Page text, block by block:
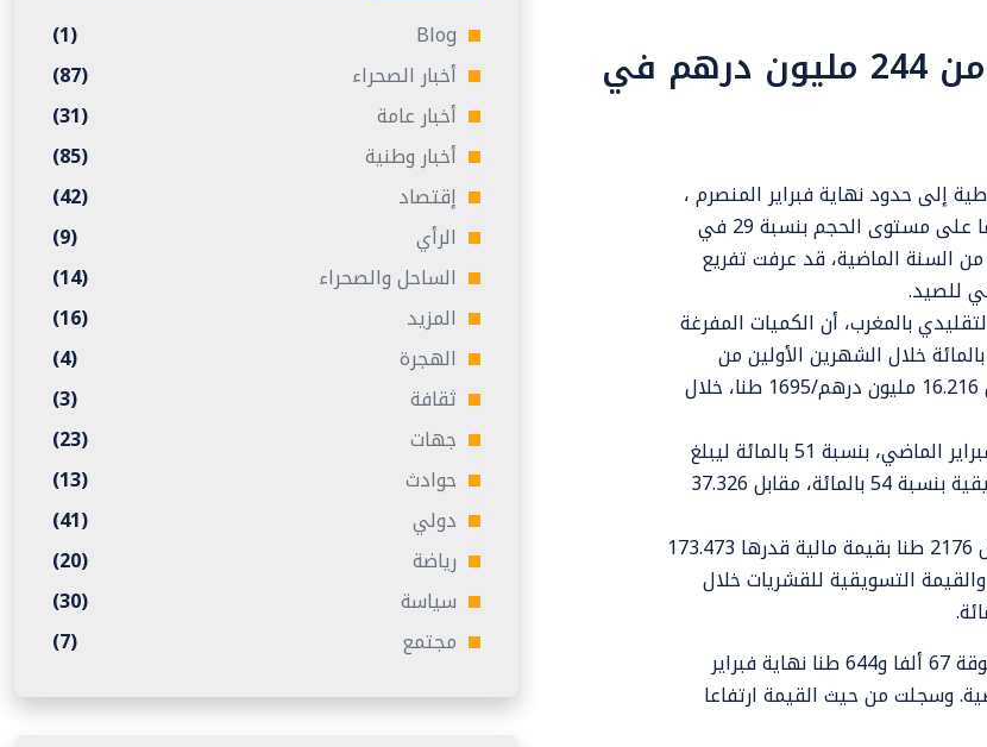
طانطان .. قيمة مفرغات الصيد تقترب من 244 مليون درهم في
إلى حدود نهاية فبراير المنصرم ،
نحو 6822 طنا بقيمة تجاوزت 243.879 مليون درهم، وهو ما يعكس إرتفاعا على مستوى الحجم بنسبة 29 في
من السنة الماضية، قد عرفت تفريع
بالمغرب، أن الكميات المفرغة
من الأسماك السطحية على مستوى هذا الميناء، عرفت ارتفاعا بنسبة 7 بالمائة خلال الشهرين الأولين من
السنة الجارية، لتبلغ 1819 طنا، بقيمة قدرها 12.148 مليون درهم، مقابل 16.216 مليون درهم/1695 طنا، خلال
إلى ذلك عرفت الكميات المصطادة من السمك الأبيض ارتفاعا عند متم فبراير الماضي، بنسبة 51 بالمائة ليبلغ
2817 طنا بقيمة تبلغ 57.296 مليون درهم، أي بارتفاع في القيمة التسويقية بنسبة 54 بالمائة، مقابل 37.326
وبخصوص الرخويات، فقد ارتفعت الكميات المفرغة بنسبة 27 بالمائة لتصل 2176 طنا بقيمة مالية قدرها 173.473
المفرغة والقيمة التسويقية للقشريات خلال
وعلى المستوى الوطني، بلغت منتجات الصيد الساحلي والتقليدي المسوقة 67 ألفا و644 طنا نهاية فبراير
الماضية. وسجلت من حيث القيمة ارتفاعا
Blog
(1)
أخبار الصحراء
(87)
أخبار عامة
(31)
أخبار وطنية
(85)
إقتصاد
(42)
الرأي
(9)
الساحل والصحراء
(14)
المزيد
(16)
الهجرة
(4)
ثقافة
(3)
جهات
(23)
حوادث
(13)
دولي
(41)
رياضة
(20)
سياسة
(30)
مجتمع
(7)